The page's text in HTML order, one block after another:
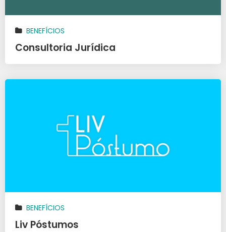
BENEFÍCIOS
Consultoria Jurídica
BENEFÍCIOS
Liv Póstumos